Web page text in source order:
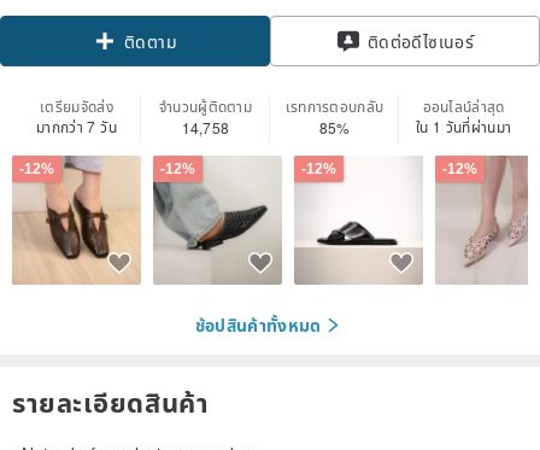
ติดตาม ติดต่อดีไซเนอร์
เตรียมจัดส่ง
มากกว่า 7 วัน
จำนวนผู้ติดตาม
14,758
เรทการตอบกลับ
85%
ออนไลน์ล่าสุด
ใน 1 วันที่ผ่านมา
-12% -12% -12% -12%
ช้อปสินค้าทั้งหมด
รายละเอียดสินค้า